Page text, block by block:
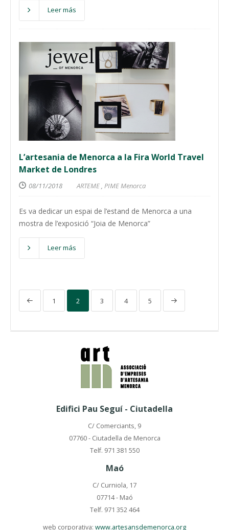
Leer más
L’artesania de Menorca a la Fira World Travel
Market de Londres
08/11/2018 ARTEME, PIME Menorca
Es va dedicar un espai de l’estand de Menorca a una
mostra de l’exposició “Joia de Menorca”
Leer más
1 2 3 4 5
Edifici Pau Seguí - Ciutadella
C/ Comerciants, 9
07760 - Ciutadella de Menorca
Telf. 971 381 550
Maó
C/ Curniola, 17
07714 - Maó
Telf. 971 352 464
web corporativa: www.artesansdemenorca.org